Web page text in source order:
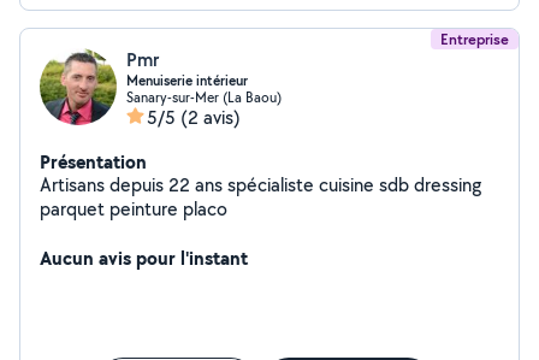
Entreprise
Pmr
Menuiserie intérieur
Sanary-sur-Mer (La Baou)
5/5 (2 avis)
Présentation
Artisans depuis 22 ans spécialiste cuisine sdb dressing
parquet peinture placo
Aucun avis pour l'instant